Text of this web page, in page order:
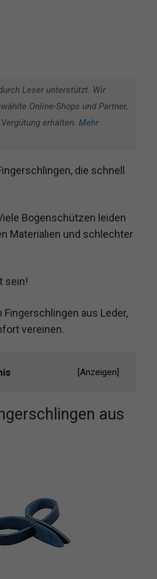
Leser unterstützt. Wir
Online-Shops und Partner,
erhalten. Mehr
die schnell
Bogenschützen leiden
Materialien und schlechter
sein!
aus Leder,
vereinen.
[Anzeigen]
aus